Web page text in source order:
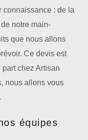
connaissance : de la
notre main-
que nous allons
Ce devis est
chez Artisan
nous allons vous
équipes